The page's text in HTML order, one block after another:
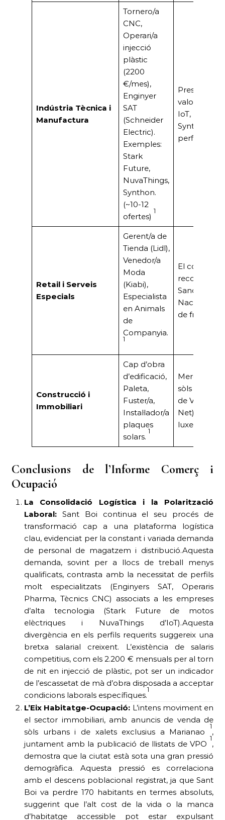
Indústria Tècnica i
Manufactura
Tornero/a
CNC,
Operari/a
injecció
plàstic
(2200
€/mes),
Enginyer
SAT
(Schneider
Electric).
Exemples:
Stark
Future,
NuvaThings,
Synthon.
(~10-12
ofertes)
1
Presència
valor afegit
IoT,
Synthon)
perfils
Retail i Serveis
Especials
Gerent/a de
Tienda (Lidl),
Venedor/a
Moda
(Kiabi),
Especialista
en Animals
de
Companyia.
1
El comerç
reconegut
Sancho,
de
Construcció i
Immobiliari
Cap d’obra
d’edificació,
Paleta,
Fuster/a,
Instal·lador/a
plaques
solars.
1
Mercat
sòls urbans
de VPO
luxe
Conclusions de l’Informe Comerç i
Ocupació
La Consolidació Logística i la Polarització
Laboral: Sant Boi continua el seu procés de
transformació cap a una plataforma logística
clau, evidenciat per la constant i variada demanda
de personal de magatzem i distribució.Aquesta
demanda, sovint per a llocs de treball menys
qualificats, contrasta amb la necessitat de perfils
molt especialitzats (Enginyers SAT, Operaris
Pharma, Tècnics CNC) associats a les empreses
d’alta tecnologia (Stark Future de motos
elèctriques i NuvaThings d’IoT).Aquesta
divergència en els perfils requerits suggereix una
bretxa salarial creixent. L’existència de salaris
competitius, com els 2.200 € mensuals per al torn
de nit en injecció de plàstic, pot ser un indicador
de l’escassetat de mà d’obra disposada a acceptar
condicions laborals específiques.
1
L’Eix Habitatge-Ocupació: L’intens moviment en
el sector immobiliari, amb anuncis de venda de
sòls urbans i de xalets exclusius a Marianao
1
,
juntament amb la publicació de llistats de VPO
1
,
demostra que la ciutat està sota una gran pressió
demogràfica. Aquesta pressió es correlaciona
amb el descens poblacional registrat, ja que Sant
Boi va perdre 170 habitants en termes absoluts,
suggerint que l’alt cost de la vida o la manca
d’habitatge accessible pot estar expulsant